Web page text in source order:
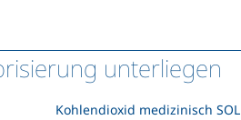
unterliegen
Kohlendioxid medizinisch SOL